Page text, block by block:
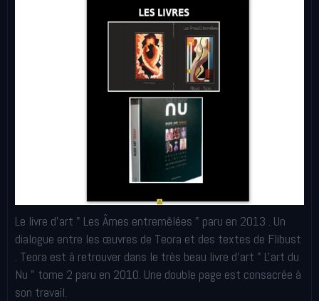
Le livre d'art " Les Âmes entremêlées " paru en 2013 . Un
dialogue entre les œuvres de Teora et des textes de Flibust
. Teora est à retrouver dans le très beau livre d'art " L'art du
Nu " tome 2 paru en 2010. Une double page est consacrée à
son travail.